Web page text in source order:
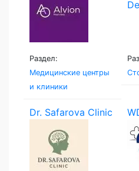
Раздел:
Медицинские центры
и клиники
Dr. Safarova Clinic